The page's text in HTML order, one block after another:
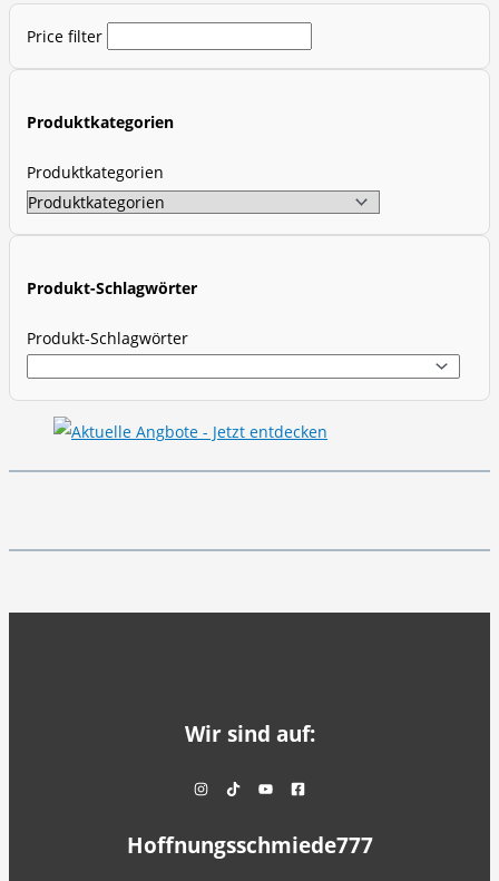
d
c
Price filter
Produktkategorien
Produktkategorien
Produkt-Schlagwörter
Produkt-Schlagwörter
Wir sind auf:
Hoffnungsschmiede777